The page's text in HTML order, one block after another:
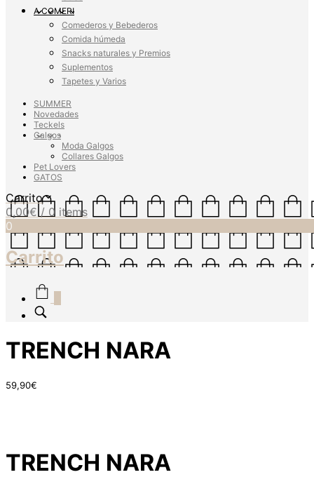
A COMER!
Comederos y Bebederos
Comida húmeda
Snacks naturales y Premios
Suplementos
Tapetes y Varios
SUMMER
Novedades
Teckels
Galgos
Moda Galgos
Collares Galgos
Pet Lovers
GATOS
Carrito
0,00€ / 0 items
0
Carrito
TRENCH NARA
59,90€
TRENCH NARA